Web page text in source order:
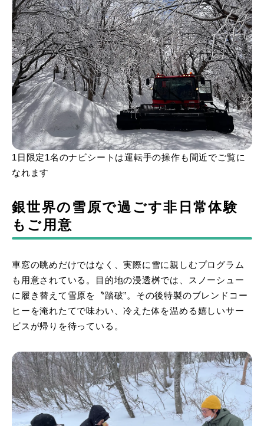
1日限定1名のナビシートは運転手の操作も間近でご覧に
なれます
銀世界の雪原で過ごす非日常体験
もご用意
車窓の眺めだけではなく、実際に雪に親しむプログラム
も用意されている。目的地の浸透桝では、スノーシュー
に履き替えて雪原を〝踏破”。その後特製のブレンドコー
ヒーを淹れたてで味わい、冷えた体を温める嬉しいサー
ビスが帰りを待っている。